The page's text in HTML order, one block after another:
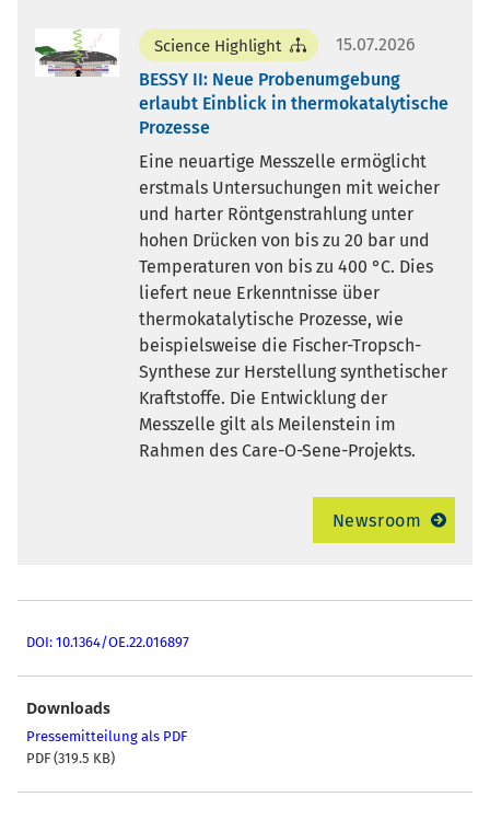
Science Highlight
15.07.2026
BESSY II: Neue Probenumgebung
erlaubt Einblick in thermokatalytische
Prozesse
Eine neuartige Messzelle ermöglicht
erstmals Untersuchungen mit weicher
und harter Röntgenstrahlung unter
hohen Drücken von bis zu 20 bar und
Temperaturen von bis zu 400 °C. Dies
liefert neue Erkenntnisse über
thermokatalytische Prozesse, wie
beispielsweise die Fischer-Tropsch-
Synthese zur Herstellung synthetischer
Kraftstoffe. Die Entwicklung der
Messzelle gilt als Meilenstein im
Rahmen des Care-O-Sene-Projekts.
Newsroom
DOI: 10.1364/OE.22.016897
Downloads
Pressemitteilung als PDF
PDF (319.5 KB)